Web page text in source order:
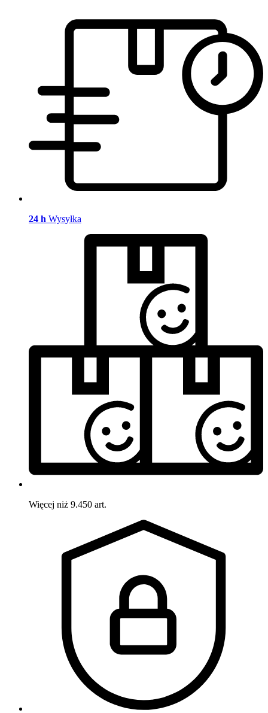
24 h Wysyłka
Więcej niż 9.450 art.